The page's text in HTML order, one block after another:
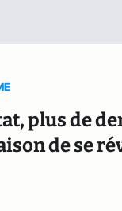
plus de
de se